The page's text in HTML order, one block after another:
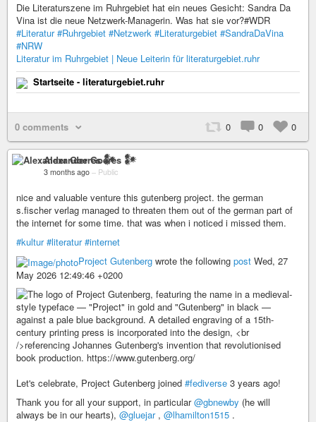
Die Literaturszene im Ruhrgebiet hat ein neues Gesicht: Sandra Da
Vina ist die neue Netzwerk-Managerin. Was hat sie vor?#WDR
#Literatur #Ruhrgebiet #Netzwerk #Literaturgebiet #SandraDaVina
#NRW
Literatur im Ruhrgebiet | Neue Leiterin für literaturgebiet.ruhr
Startseite - literaturgebiet.ruhr
0 comments 0 0 0
Alexander Goeres 𒀯
3 months ago – Public
nice and valuable venture this gutenberg project. the german
s.fischer verlag managed to threaten them out of the german part of
the internet for some time. that was when i noticed i missed them.
#kultur #literatur #internet
Project Gutenberg wrote the following post Wed, 27
May 2026 12:49:46 +0200
Let's celebrate, Project Gutenberg joined #fediverse 3 years ago!
Thank you for all your support, in particular@gbnewby (he will
always be in our hearts), @gluejar, @lhamilton1515 .